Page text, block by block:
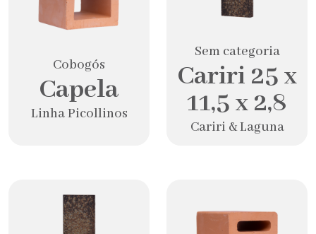
Cobogós
Capela
Linha Picollinos
Sem categoria
Cariri 25 x
11,5 x 2,8
Cariri & Laguna